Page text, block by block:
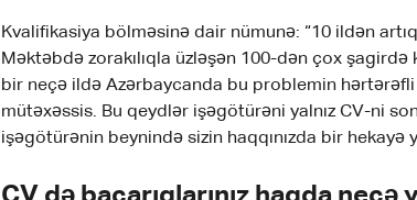
Kvalifikasiya bölməsinə dair nümunə: “10 ildən
Məktəbdə zorakılıqla üzləşən 100-dən çox
bir neçə ildə Azərbaycanda bu problemin hərtərəfli
mütəxəssis. Bu qeydlər işəgötürəni yalnız CV-ni
işəgötürənin beynində sizin haqqınızda bir hekayə